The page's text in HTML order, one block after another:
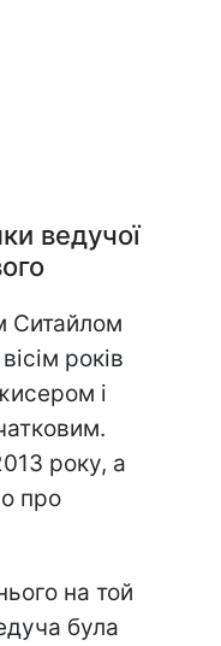
ведучої
Ситайлом
років
і
року, а
про
на той
була